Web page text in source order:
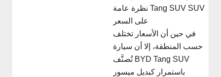
Tang SUV SUV نظرة عامة
على السعر
في حين أن الأسعار تختلف
حسب المنطقة، إلا أن سيارة
BYD Tang SUV تُصنَّف
باستمرار كبديل ميسور